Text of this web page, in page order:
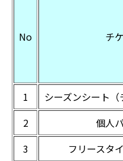
No チ
1
シーズンシート
2
個人
3
フリースタ